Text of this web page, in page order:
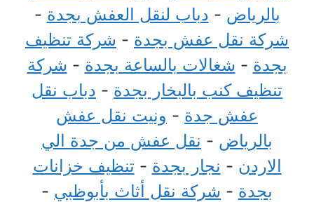
بالرياض - دباب لنقل العفش بجدة -
شركة نقل عفش بجدة - شركة تنظيف
بجدة - شغالات بالساعة بجدة - شركة
تنظيف كنب بالبخار بجدة - دباب نقل
عفش جدة - ونيت نقل عفش
بالرياض - نقل عفش من جدة الي
الاردن - نجار بجدة - تنظيف خزانات
بجدة - شركة نقل أثاث بأبوظبي -